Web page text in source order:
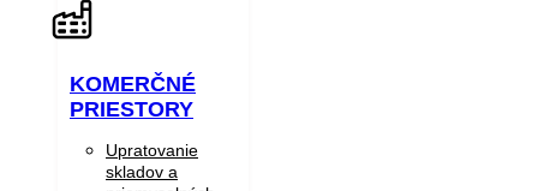
KOMERČNÉ
PRIESTORY
Upratovanie
skladov a